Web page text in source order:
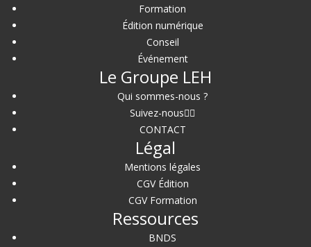
Formation
Édition numérique
Conseil
Événement
Le Groupe LEH
Qui sommes-nous ?
Suivez-nous
CONTACT
Légal
Mentions légales
CGV Édition
CGV Formation
Ressources
BNDS